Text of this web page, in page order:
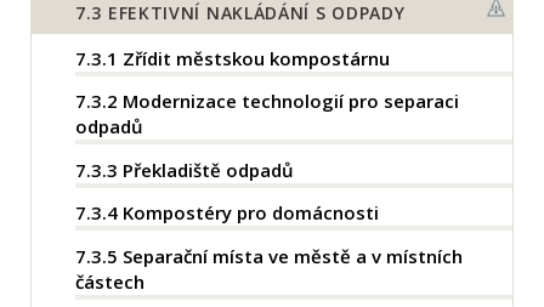
7.3 EFEKTIVNÍ NAKLÁDÁNÍ S ODPADY
7.3.1 Zřídit městskou kompostárnu
7.3.2 Modernizace technologií pro separaci
odpadů
7.3.3 Překladiště odpadů
7.3.4 Kompostéry pro domácnosti
7.3.5 Separační místa ve městě a v místních
částech